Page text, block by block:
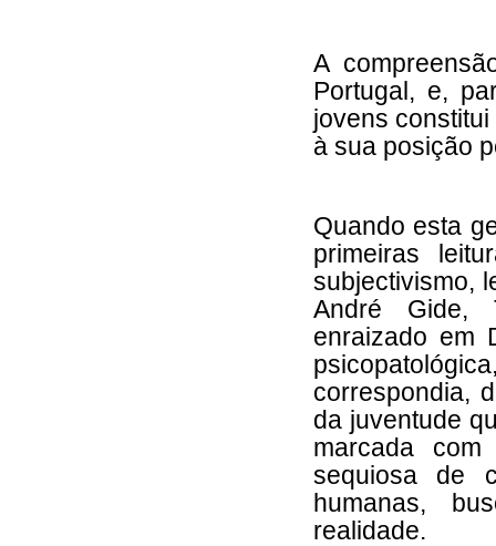
A
Portugal, e,
jovens
à sua posição
Quando esta
primeiras
subjectivismo,
André Gide,
enraizado em
correspondia,
da juventude
marcada
sequiosa de
humanas,
realidade.